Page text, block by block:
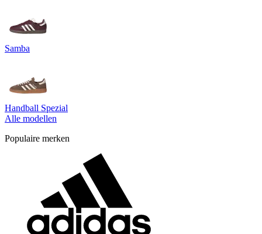
Samba
Handball Spezial
Alle modellen
Populaire merken